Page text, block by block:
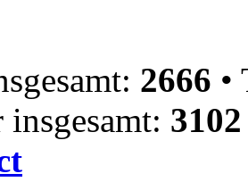
2666 •
3102